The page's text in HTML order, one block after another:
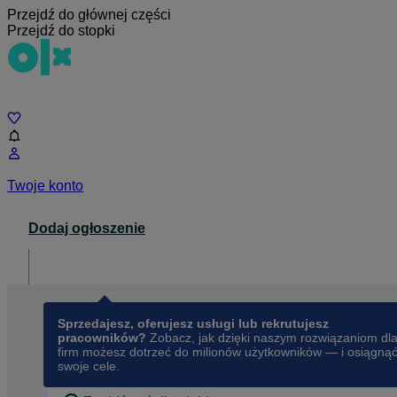
Przejdź do głównej części
Przejdź do stopki
Twoje konto
Dodaj ogłoszenie
Sprzedajesz, oferujesz usługi lub rekrutujesz
pracowników? Zobacz, jak dzięki naszym rozwiązaniom dla
firm możesz dotrzeć do milionów użytkowników — i osiągnąć
swoje cele.